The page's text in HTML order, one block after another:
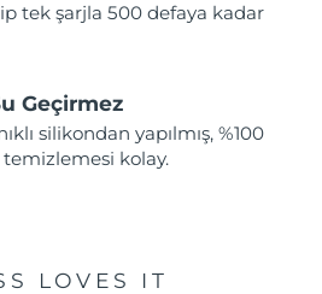
tek şarjla 500 defaya kadar
Geçirmez
silikondan yapılmış, %100
kolay.
LOVES IT